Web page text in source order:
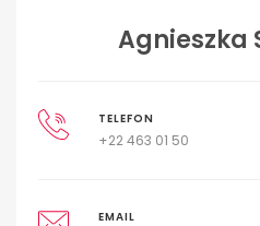
Agnieszka
TELEFON
+22 463 01 50
EMAIL